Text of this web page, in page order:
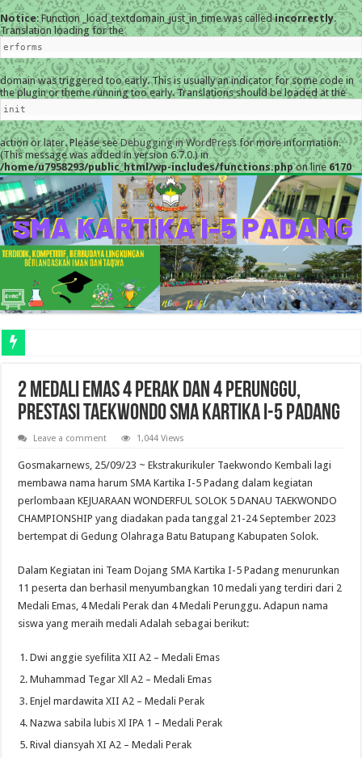
Notice: Function _load_textdomain_just_in_time was calledincorrectly.
Translation loading for the
erforms
domain was triggered too early. This is usually an indicator for some code in
the plugin or theme running too early. Translations should be loaded at the
init
action or later. Please seeDebugging in WordPressfor more information.
(This message was added in version 6.7.0.) in
/home/u7958293/public_html/wp-includes/functions.phpon line 6170
2 Medali Emas 4 Perak dan 4 Perunggu,
Prestasi Taekwondo SMA Kartika I-5 Padang
Leave a comment 1,044 Views
Gosmakarnews, 25/09/23 ~ Ekstrakurikuler Taekwondo Kembali lagi
membawa nama harum SMA Kartika I-5 Padang dalam kegiatan
perlombaan KEJUARAAN WONDERFUL SOLOK 5 DANAU TAEKWONDO
CHAMPIONSHIP yang diadakan pada tanggal 21-24 September 2023
bertempat di Gedung Olahraga Batu Batupang Kabupaten Solok.
Dalam Kegiatan ini Team Dojang SMA Kartika I-5 Padang menurunkan
11 peserta dan berhasil menyumbangkan 10 medali yang terdiri dari 2
Medali Emas, 4 Medali Perak dan 4 Medali Perunggu. Adapun nama
siswa yang meraih medali Adalah sebagai berikut:
Dwi anggie syefilita XII A2 – Medali Emas
Muhammad Tegar Xll A2 – Medali Emas
Enjel mardawita XII A2 – Medali Perak
Nazwa sabila lubis Xl IPA 1 – Medali Perak
Rival diansyah XI A2 – Medali Perak